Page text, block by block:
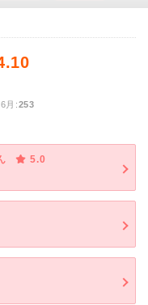
:253
5.0